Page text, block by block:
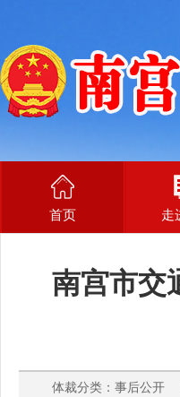
首页 走
南宫市交
体裁分类：事后公